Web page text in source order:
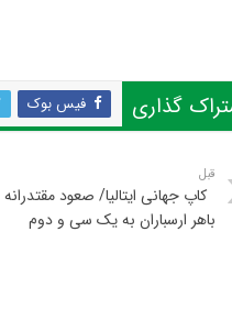
گذاری فیس بوک
قبل
‍ ‍ کاپ جهانی ایتالیا/ صعود مقتدرانه
باهر ارسباران به یک سی و دوم